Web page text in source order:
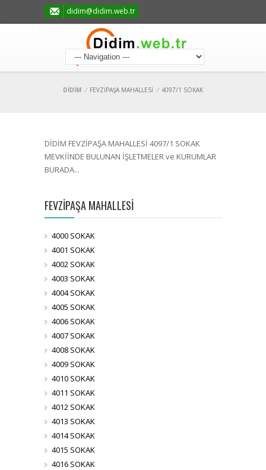
didim@didim.web.tr
DİDİM / FEVZİPAŞA MAHALLESİ / 4097/1 SOKAK
DİDİM FEVZİPAŞA MAHALLESİ 4097/1 SOKAK
MEVKİİNDE BULUNAN İŞLETMELER ve KURUMLAR
BURADA...
FEVZİPAŞA MAHALLESİ
4000 SOKAK
4001 SOKAK
4002 SOKAK
4003 SOKAK
4004 SOKAK
4005 SOKAK
4006 SOKAK
4007 SOKAK
4008 SOKAK
4009 SOKAK
4010 SOKAK
4011 SOKAK
4012 SOKAK
4013 SOKAK
4014 SOKAK
4015 SOKAK
4016 SOKAK